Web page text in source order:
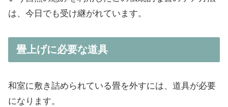
は、今日でも受け継がれています。
畳上げに必要な道具
和室に敷き詰められている畳を外すには、道具が必要
になります。